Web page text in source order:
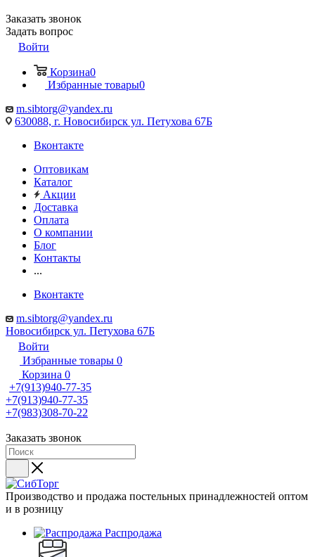
Заказать звонок
Задать вопрос
Войти
Корзина0
Избранные товары0
m.sibtorg@yandex.ru
630088, г. Новосибирск ул. Петухова 67Б
Вконтакте
Оптовикам
Каталог
Акции
Доставка
Оплата
О компании
Блог
Контакты
...
Вконтакте
m.sibtorg@yandex.ru
Новосибирск ул. Петухова 67Б
Войти
Избранные товары 0
Корзина 0
+7(913)940-77-35
+7(913)940-77-35
+7(983)308-70-22
Заказать звонок
Производство и продажа постельных принадлежностей оптом
и в розницу
Распродажа